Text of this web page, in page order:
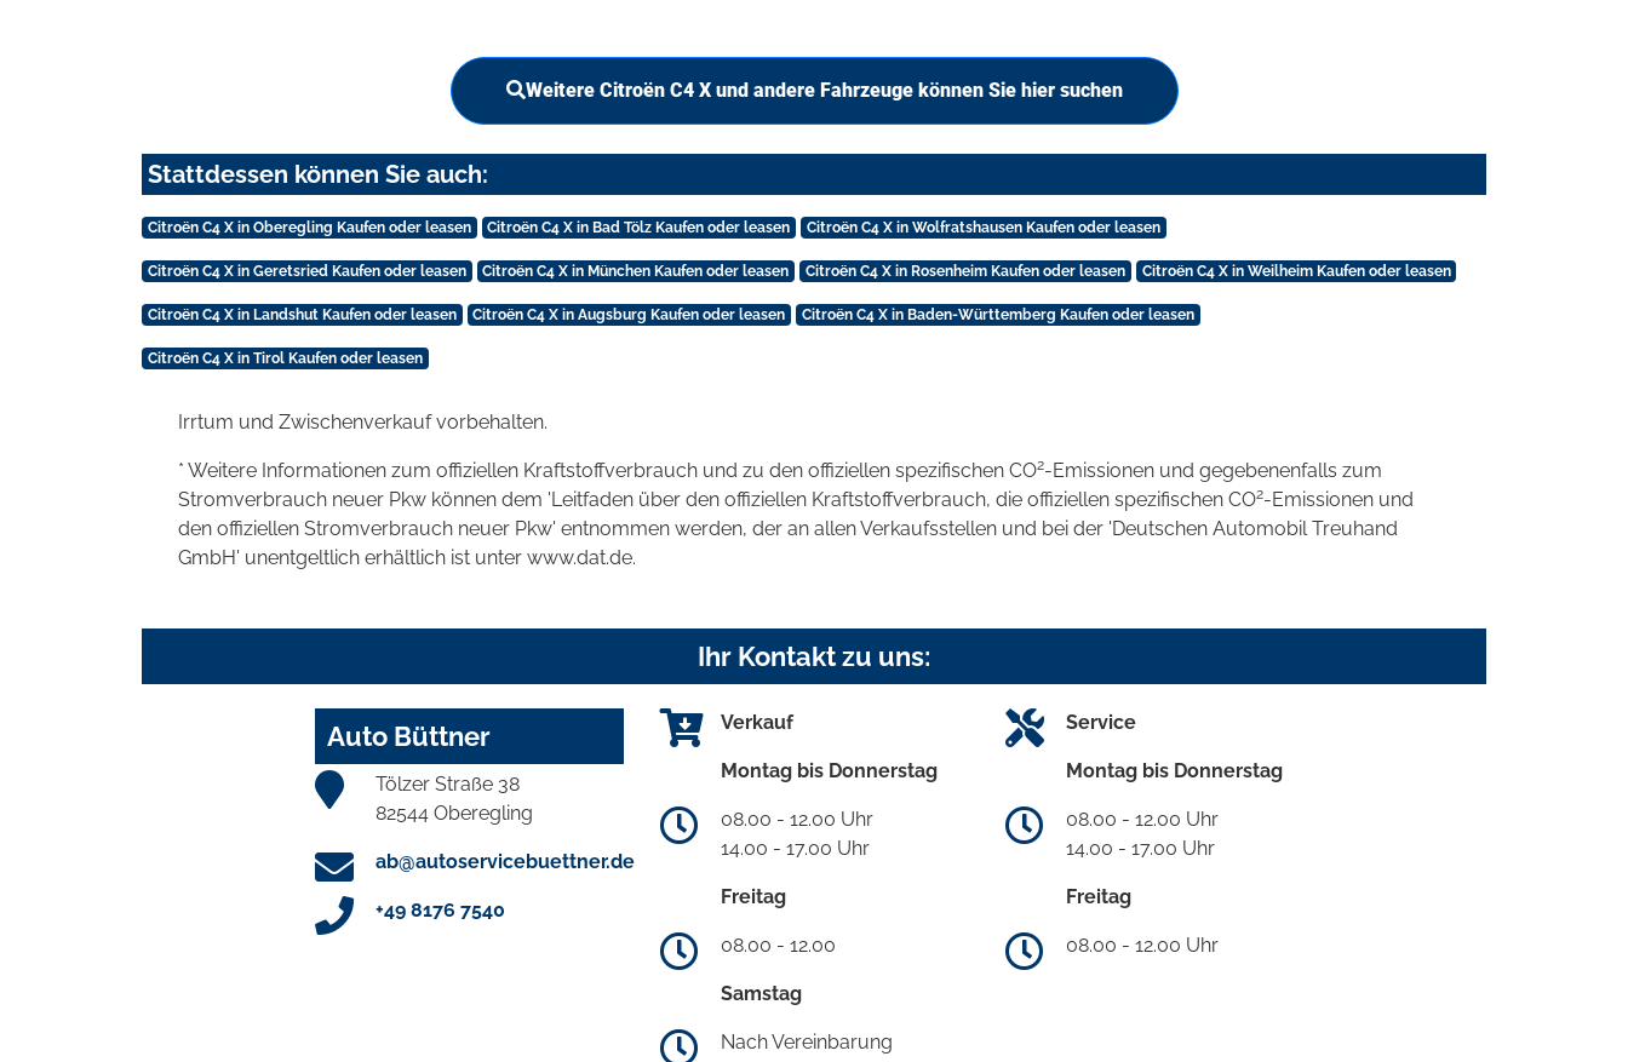
Weitere Citroën C4 X und andere Fahrzeuge können Sie hier suchen
Stattdessen können Sie auch:
Citroën C4 X in Oberegling Kaufen oder leasen Citroën C4 X in Bad Tölz Kaufen oder leasen Citroën C4 X in Wolfratshausen Kaufen oder leasen
Citroën C4 X in Geretsried Kaufen oder leasen Citroën C4 X in München Kaufen oder leasen Citroën C4 X in Rosenheim Kaufen oder leasen Citroën C4 X in Weilheim Kaufen oder leasen
Citroën C4 X in Landshut Kaufen oder leasen Citroën C4 X in Augsburg Kaufen oder leasen Citroën C4 X in Baden-Württemberg Kaufen oder leasen
Citroën C4 X in Tirol Kaufen oder leasen
Irrtum und Zwischenverkauf vorbehalten.
* Weitere Informationen zum offiziellen Kraftstoffverbrauch und zu den offiziellen spezifischen CO2-Emissionen und gegebenenfalls zum
Stromverbrauch neuer Pkw können dem 'Leitfaden über den offiziellen Kraftstoffverbrauch, die offiziellen spezifischen CO2-Emissionen und
den offiziellen Stromverbrauch neuer Pkw' entnommen werden, der an allen Verkaufsstellen und bei der 'Deutschen Automobil Treuhand
GmbH' unentgeltlich erhältlich ist unter www.dat.de.
Ihr Kontakt zu uns:
Auto Büttner
Tölzer Straße 38
82544 Oberegling
ab@autoservicebuettner.de
+49 8176 7540
Verkauf
Montag bis Donnerstag
08.00 - 12.00 Uhr
14.00 - 17.00 Uhr
Freitag
08.00 - 12.00
Samstag
Nach Vereinbarung
Service
Montag bis Donnerstag
08.00 - 12.00 Uhr
14.00 - 17.00 Uhr
Freitag
08.00 - 12.00 Uhr